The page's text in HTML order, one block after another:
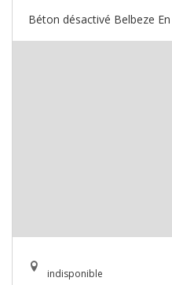
Béton désactivé Belbeze
indisponible